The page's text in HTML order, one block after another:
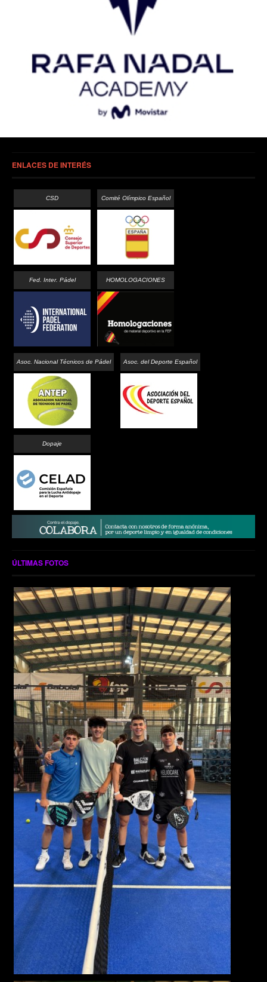
ENLACES DE INTERÉS
CSD Comité Olímpico Español
Fed. Inter. Pádel HOMOLOGACIONES
Asoc. Nacional Técnicos de Pádel Asoc. del Deporte Español
Dopaje
ÚLTIMAS FOTOS